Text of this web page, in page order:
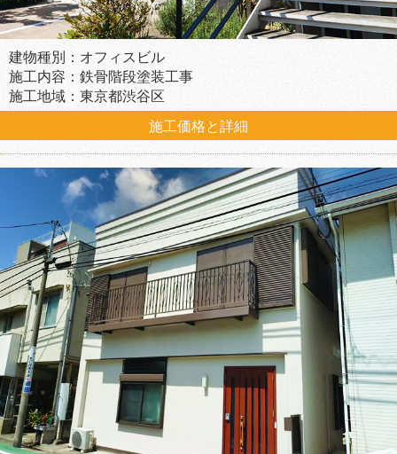
建物種別：オフィスビル
施工内容：鉄骨階段塗装工事
施工地域：東京都渋谷区
施工価格と詳細